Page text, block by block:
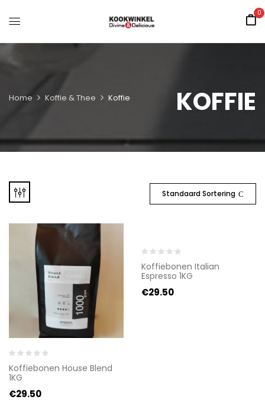
0
KOFFIE
Home Koffie & Thee Koffie
Standaard Sortering
Koffiebonen House Blend
1KG
€29.50
Koffiebonen Italian
Espresso 1KG
€29.50